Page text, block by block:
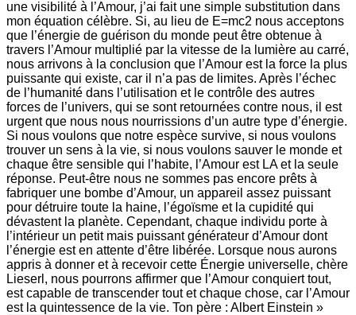
une visibilité à l’Amour, j’ai fait une simple substitution dans
mon équation célèbre. Si, au lieu de E=mc2 nous acceptons
que l’énergie de guérison du monde peut être obtenue à
travers l’Amour multiplié par la vitesse de la lumière au carré,
nous arrivons à la conclusion que l’Amour est la force la plus
puissante qui existe, car il n’a pas de limites. Après l’échec
de l’humanité dans l’utilisation et le contrôle des autres
forces de l’univers, qui se sont retournées contre nous, il est
urgent que nous nous nourrissions d’un autre type d’énergie.
Si nous voulons que notre espèce survive, si nous voulons
trouver un sens à la vie, si nous voulons sauver le monde et
chaque être sensible qui l’habite, l’Amour est LA et la seule
réponse. Peut-être nous ne sommes pas encore prêts à
fabriquer une bombe d’Amour, un appareil assez puissant
pour détruire toute la haine, l’égoïsme et la cupidité qui
dévastent la planète. Cependant, chaque individu porte à
l’intérieur un petit mais puissant générateur d’Amour dont
l’énergie est en attente d’être libérée. Lorsque nous aurons
appris à donner et à recevoir cette Énergie universelle, chère
Lieserl, nous pourrons affirmer que l’Amour conquiert tout,
est capable de transcender tout et chaque chose, car l’Amour
est la quintessence de la vie. Ton père : Albert Einstein »